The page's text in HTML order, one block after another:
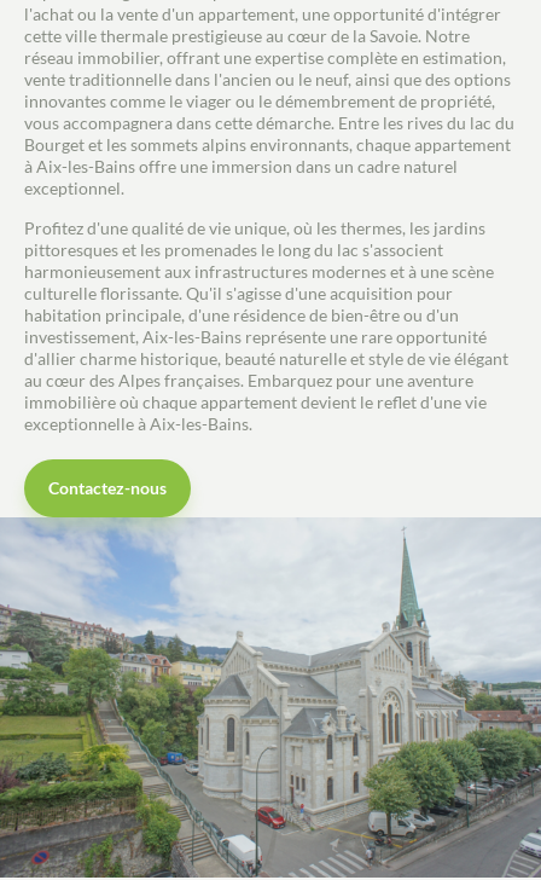
Immobilier inscrit au RSAC de Chambéry sour le
n°881 196 183.
l'achat ou la vente d'un appartement, une opportunité d'intégrer
cette ville thermale prestigieuse au cœur de la Savoie. Notre
réseau immobilier, offrant une expertise complète en estimation,
vente traditionnelle dans l'ancien ou le neuf, ainsi que des options
innovantes comme le viager ou le démembrement de propriété,
vous accompagnera dans cette démarche. Entre les rives du lac du
Bourget et les sommets alpins environnants, chaque appartement
à Aix-les-Bains offre une immersion dans un cadre naturel
exceptionnel.
Profitez d'une qualité de vie unique, où les thermes, les jardins
pittoresques et les promenades le long du lac s'associent
harmonieusement aux infrastructures modernes et à une scène
culturelle florissante. Qu'il s'agisse d'une acquisition pour
habitation principale, d'une résidence de bien-être ou d'un
investissement, Aix-les-Bains représente une rare opportunité
d'allier charme historique, beauté naturelle et style de vie élégant
au cœur des Alpes françaises. Embarquez pour une aventure
immobilière où chaque appartement devient le reflet d'une vie
exceptionnelle à Aix-les-Bains.
Contactez-nous